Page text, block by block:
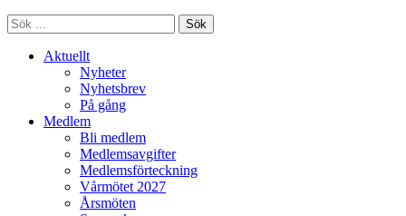
Sök
Aktuellt
Nyheter
Nyhetsbrev
På gång
Medlem
Bli medlem
Medlemsavgifter
Medlemsförteckning
Vårmötet 2027
Årsmöten